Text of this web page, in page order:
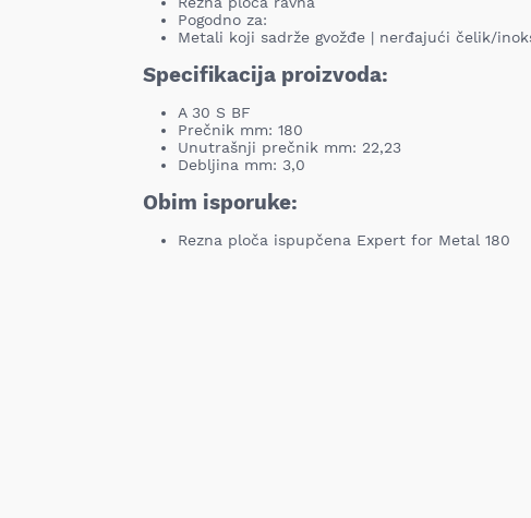
Pogodno za:
Metali koji sadrže gvožđe | nerđajući čelik/
Specifikacija proizvoda:
A 30 S BF
Prečnik mm: 180
Unutrašnji prečnik mm: 22,23
Debljina mm: 3,0
Obim isporuke:
Rezna ploča ispupčena Expert for Metal 180